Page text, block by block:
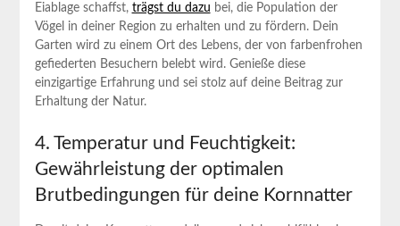
Eiablage schaffst, trägst du dazu bei, die Population der
Vögel in deiner Region zu erhalten und zu fördern. Dein
Garten wird zu einem Ort des Lebens, der von farbenfrohen
gefiederten Besuchern belebt wird. Genieße diese
einzigartige Erfahrung und sei stolz auf deine Beitrag zur
Erhaltung der Natur.
4. Temperatur und Feuchtigkeit:
Gewährleistung der optimalen
Brutbedingungen für deine Kornnatter